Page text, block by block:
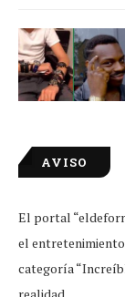
AVISO
El portal
el
categoría